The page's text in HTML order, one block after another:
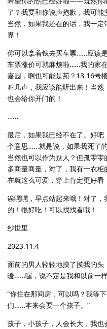
了？我要和你说声抱歉，我可能
当然，如果我还在的话，我一
界！
你可以拿着钱去买车票……应该
车票涨价可就麻烦啦……我的家
嘉园，啊也可能是苑？13 16号
叫几声，我应该能听出来！当
也会给你开门的！
……
最后，如果我已经不在了。好
个意思……就是说，如果我死了
当然也可以作为别人？但孤零
多商量商量，对了，我有一衣
在就这么可爱，穿上肯定更好看
诶嘿嘿，早点站起来哦！对了
的！很好吃！可以找找看哦！
纱世里
2023.11.4
面前的男人轻轻地摸了摸我的
暖……喔，说不定是我和以前一
“你住在那间房，可以吗？我等
们……本来会要一个孩子。”
孩子，小孩子，人会长大，我